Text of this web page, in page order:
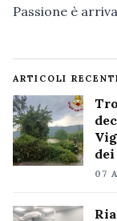
Passione è
ARTICOLI
07